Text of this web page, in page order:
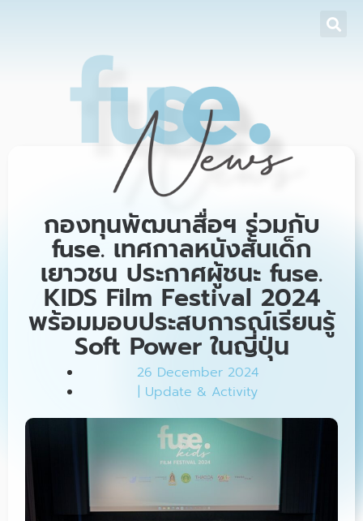
กองทุนพัฒนาสื่อฯ ร่วมกับ
fuse. เทศกาลหนังสั้นเด็ก
เยาวชน ประกาศผู้ชนะ fuse.
KIDS Film Festival 2024
พร้อมมอบประสบการณ์เรียนรู้
Soft Power ในญี่ปุ่น
26 December 2024
| Update & Activity